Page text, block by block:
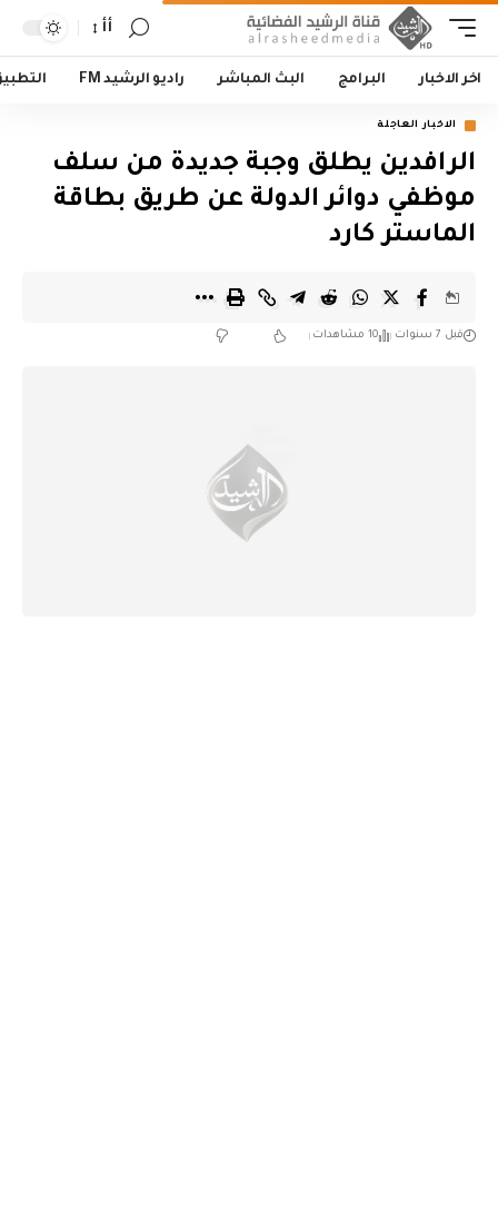
أأ
اخر الاخبار البرامج البث المباشر راديو الرشيد FM
الاخبار العاجلة
الرافدين يطلق وجبة جديدة من سلف
موظفي دوائر الدولة عن طريق بطاقة
الماستر كارد
قبل 7 سنوات 10 مشاهدات